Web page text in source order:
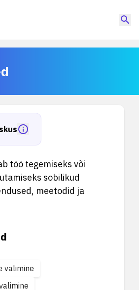
töö tegemiseks või
sobilikud
meetodid ja
valimine